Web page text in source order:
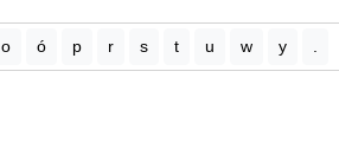
o ó p r s t u w y